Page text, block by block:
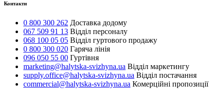
Контакти
0 800 300 262 Доставка додому
067 509 91 13 Відділ персоналу
068 100 05 05 Відділ гуртового продажу
0 800 300 020 Гаряча лінія
096 050 55 00 Гуртівня
marketing@halytska-svizhyna.ua Відділ маркетингу
supply.office@halytska-svizhyna.ua Відділ постачання
commercial@halytska-svizhyna.ua Комерційні пропозиції